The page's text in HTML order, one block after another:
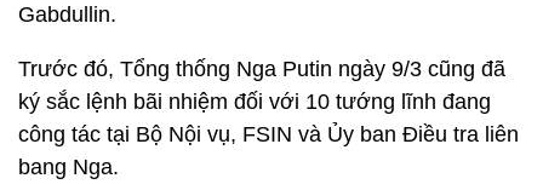
Gabdullin.
Trước đó, Tổng thống Nga Putin ngày 9/3 cũng đã
ký sắc lệnh bãi nhiệm đối với 10 tướng lĩnh đang
công tác tại Bộ Nội vụ, FSIN và Ủy ban Điều tra liên
bang Nga.